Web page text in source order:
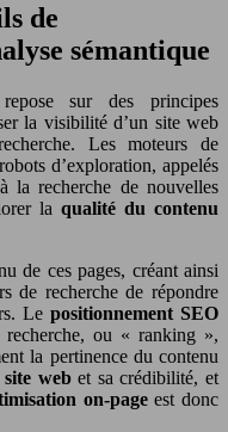
de
sémantique
sur des principes
la visibilité d’un site web
Les moteurs de
d’exploration, appelés
la recherche de nouvelles
la qualité du contenu
de ces pages, créant ainsi
de recherche de répondre
Le positionnement SEO
recherche, ou « ranking »,
la pertinence du contenu
site webet sa crédibilité, et
on-pageest donc